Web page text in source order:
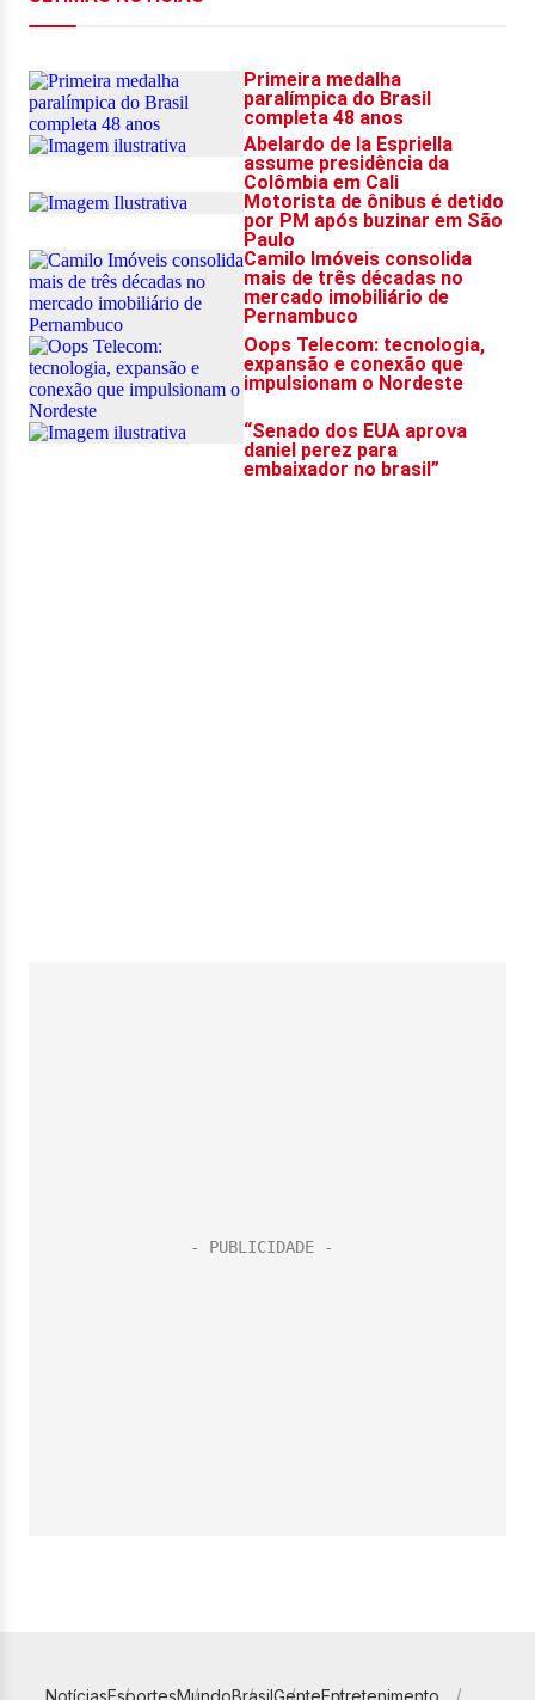
NotíciasEsportesMundoBrasilGenteEntretenimento